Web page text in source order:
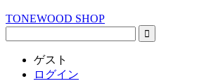
TONEWOOD SHOP
ゲスト
ログイン